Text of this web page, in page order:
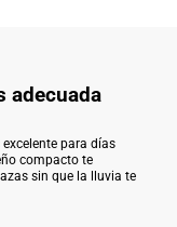
adecuada
excelente para días
compacto te
sin que la lluvia te